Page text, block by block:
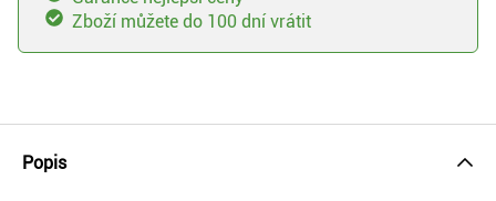
Zboží můžete do 100 dní vrátit
Popis